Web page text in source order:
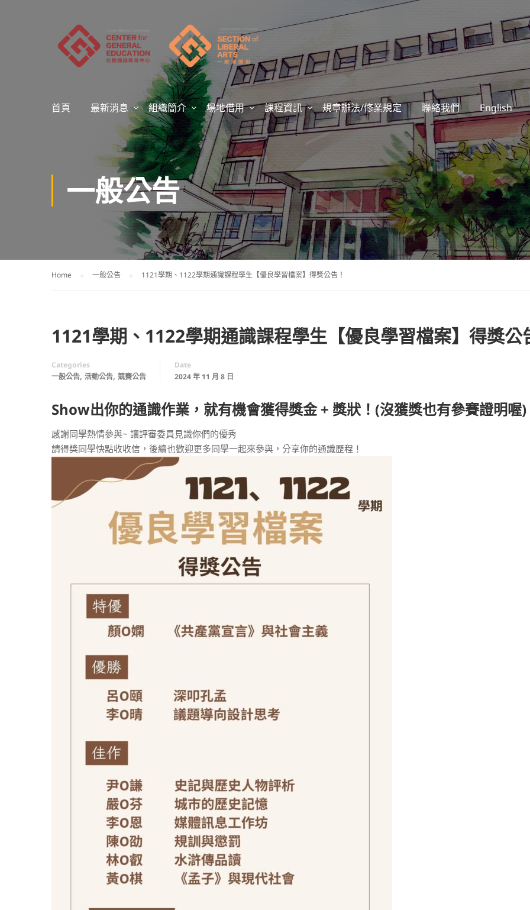
首頁 最新消息 組織簡介 場地借用 課程資訊 規章辦法/修業規定 聯絡我們 English
一般公告
Home 一般公告 1121學期、1122學期通識課程學生【優良學習檔案】得獎公告！
1121學期、1122學期通識課程學生【優良學習檔案】得獎公
Categories
一般公告, 活動公告, 競賽公告
Date
2024 年 11 月 8 日
Show出你的通識作業，就有機會獲得獎金 + 獎狀！(沒獲獎也有參賽證明喔)
感謝同學熱情參與~ 讓評審委員見識你們的優秀
請得獎同學快點收收信，後續也歡迎更多同學一起來參與，分享你的通識歷程！